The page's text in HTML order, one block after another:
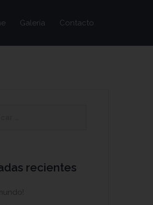
Galería Contacto
recientes